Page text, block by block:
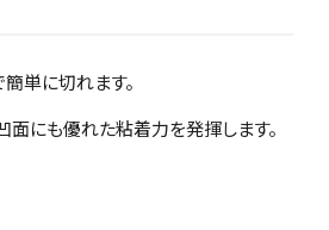
単に切れます。
面にも優れた粘着力を発揮します。